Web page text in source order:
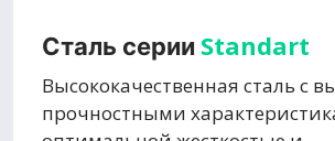
Сталь серии Standart
Высококачественная сталь с
прочностными